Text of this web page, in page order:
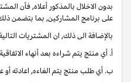
بدون الاخلال بالمذكور أعلاه, فأن
على برنامج المشاركين, بما بتضمن
بالإضافة الى ذلك, ان المشتريات
أ. أيمنتج يتم شراءه بعد أنهاء
ب. أيطلب منتج يتم الغاءه, اعادته